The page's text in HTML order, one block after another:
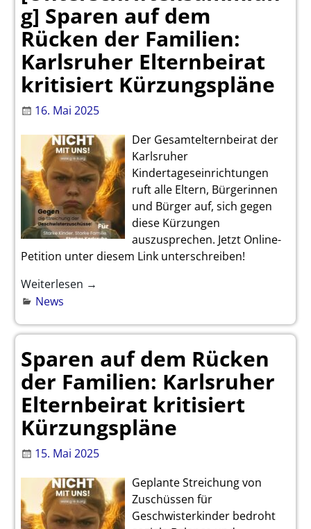
g] Sparen auf dem
Rücken der Familien:
Karlsruher Elternbeirat
kritisiert Kürzungspläne
16. Mai 2025
Der Gesamtelternbeirat der
Karlsruher
Kindertageseinrichtungen
ruft alle Eltern, Bürgerinnen
und Bürger auf, sich gegen
diese Kürzungen
auszusprechen. Jetzt Online-
Petition unter diesem Link unterschreiben!
Weiterlesen →
News
Sparen auf dem Rücken
der Familien: Karlsruher
Elternbeirat kritisiert
Kürzungspläne
15. Mai 2025
Geplante Streichung von
Zuschüssen für
Geschwisterkinder bedroht